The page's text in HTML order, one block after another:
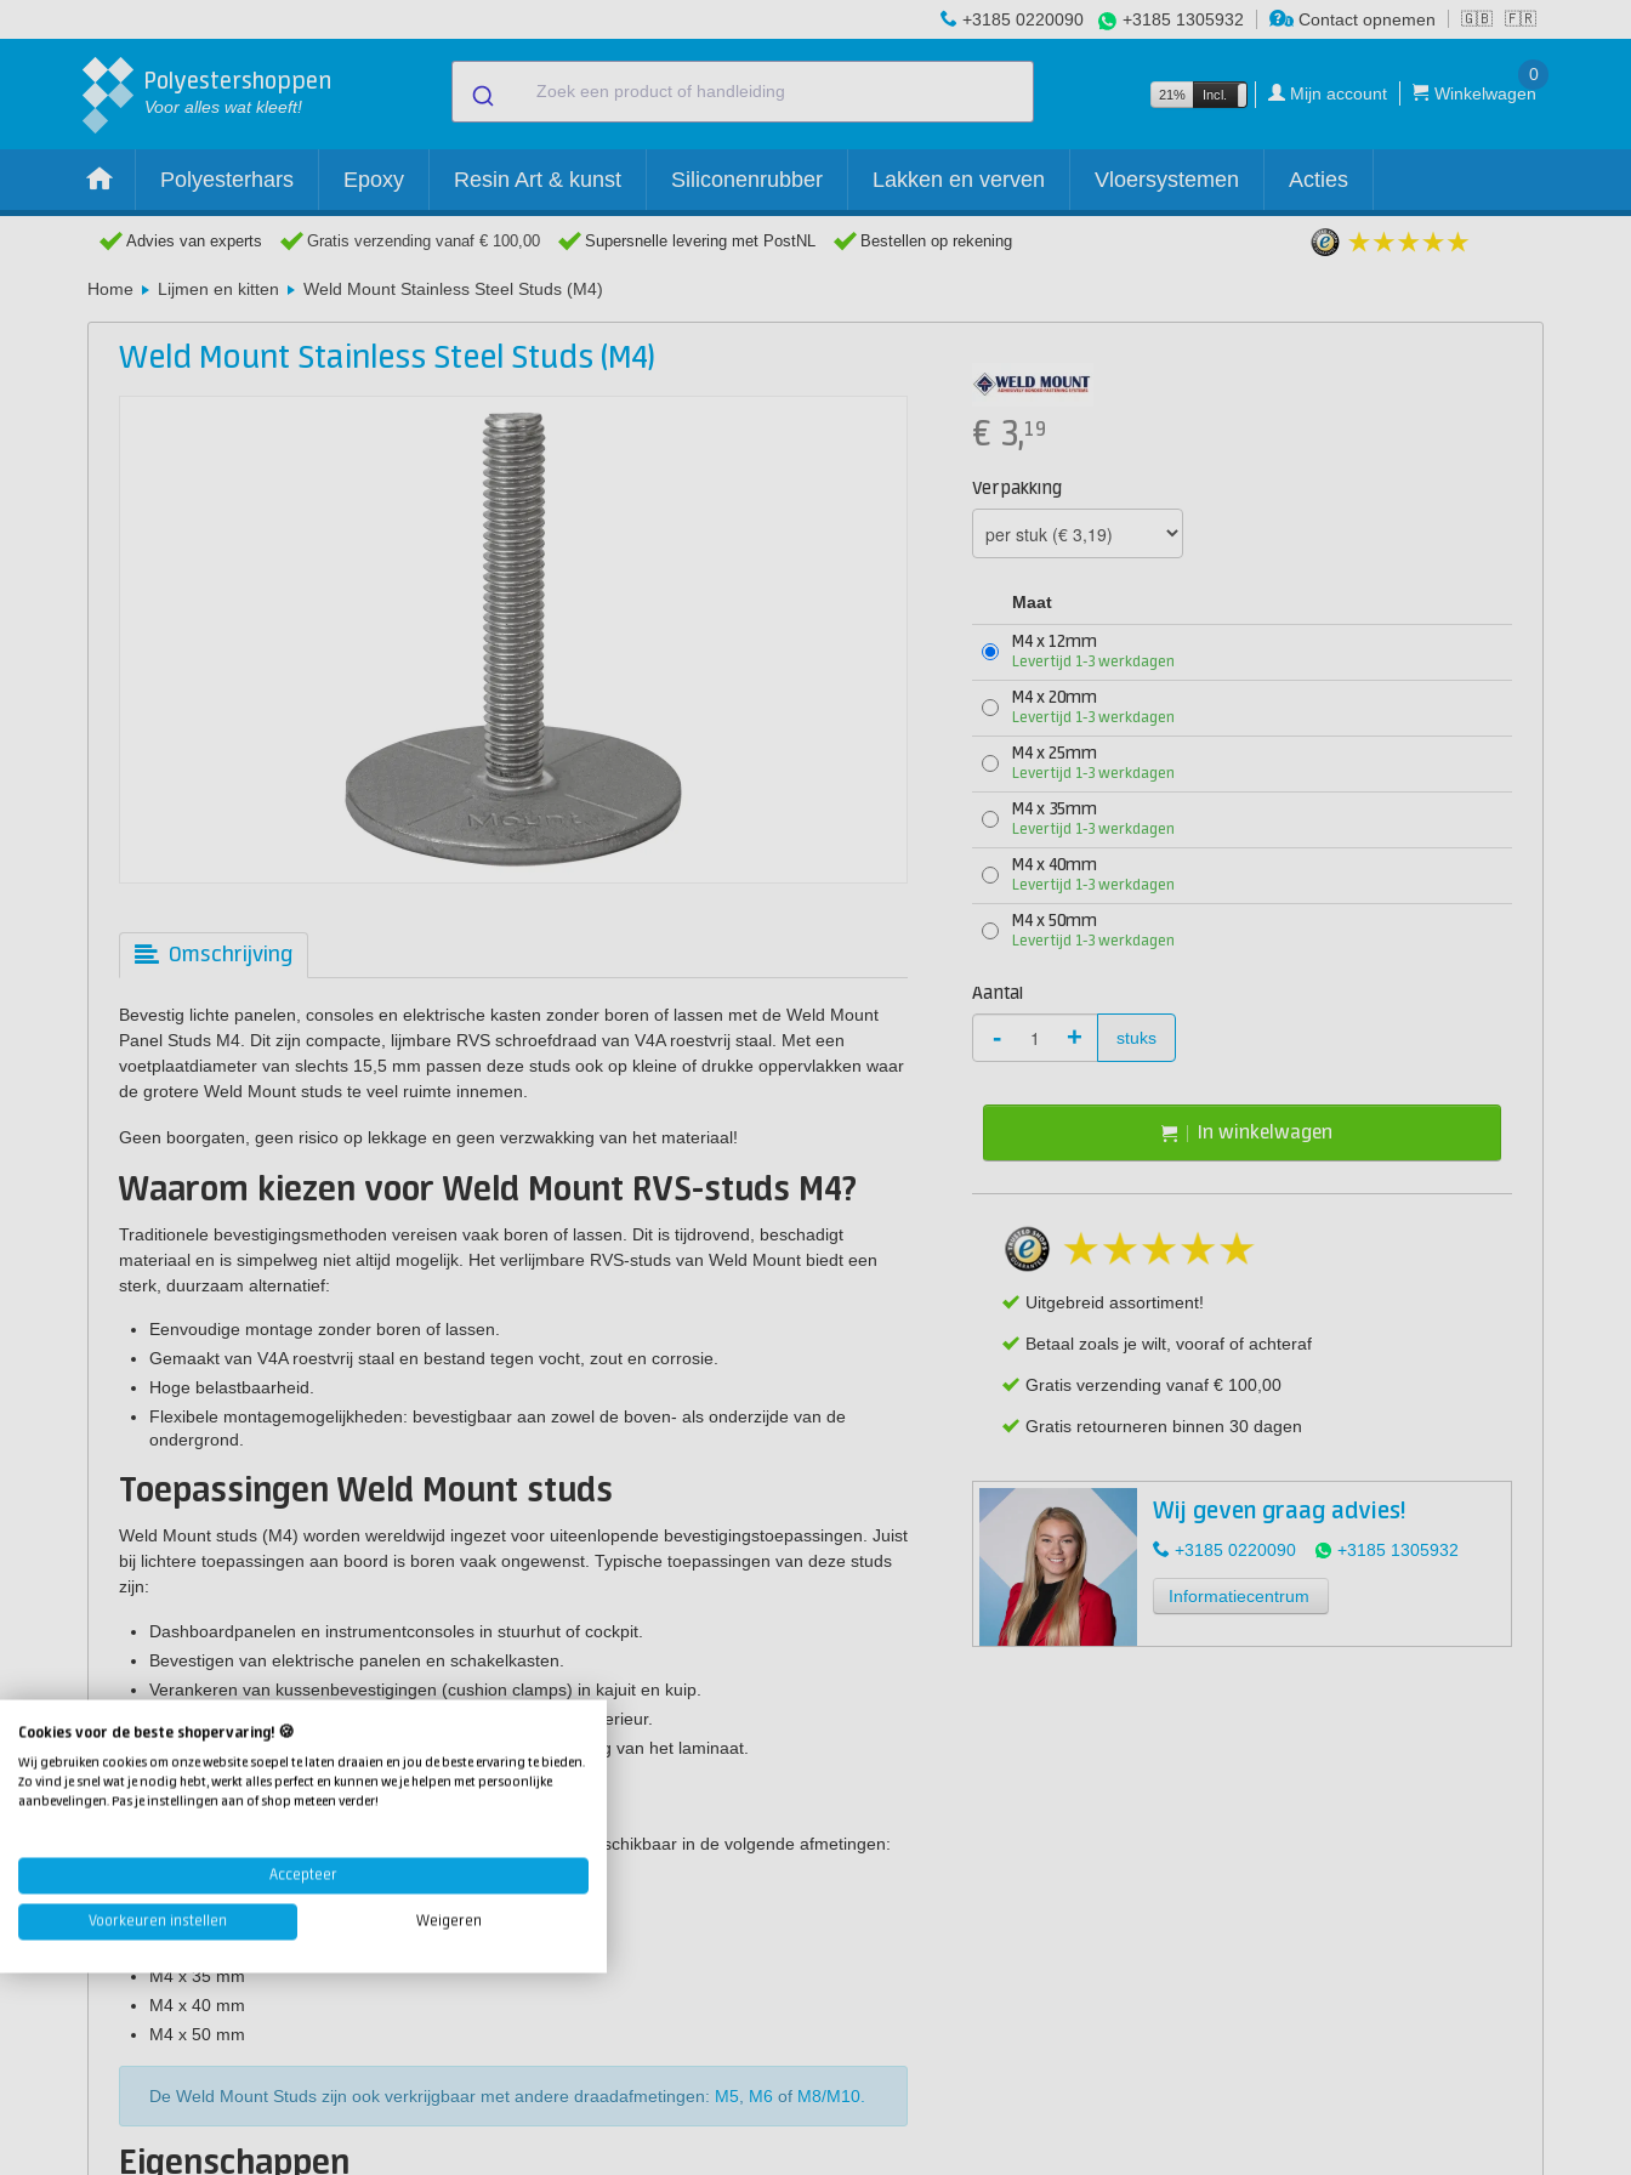
🇬🇧 🇫🇷
+3185 0220090 +3185 1305932 Contact opnemen
Polyestershoppen
Voor alles wat kleeft!
21% Incl. Excl. Mijn account Winkelwagen
0
Polyesterhars Epoxy Resin Art & kunst Siliconenrubber Lakken en verven Vloersystemen Acties
Advies van experts Gratis verzending vanaf € 100,00 Supersnelle levering met PostNL Bestellen op rekening
Home Lijmen en kitten Weld Mount Stainless Steel Studs (M4)
Weld Mount Stainless Steel Studs (M4)
Omschrijving
Bevestig lichte panelen, consoles en elektrische kasten zonder boren of lassen met de Weld Mount
Panel Studs M4. Dit zijn compacte, lijmbare RVS schroefdraad van V4A roestvrij staal. Met een
voetplaatdiameter van slechts 15,5 mm passen deze studs ook op kleine of drukke oppervlakken waar
de grotere Weld Mount studs te veel ruimte innemen.
Geen boorgaten, geen risico op lekkage en geen verzwakking van het materiaal!
Waarom kiezen voor Weld Mount RVS-studs M4?
Traditionele bevestigingsmethoden vereisen vaak boren of lassen. Dit is tijdrovend, beschadigt
materiaal en is simpelweg niet altijd mogelijk. Het verlijmbare RVS-studs van Weld Mount biedt een
sterk, duurzaam alternatief:
Eenvoudige montage zonder boren of lassen.
Gemaakt van V4A roestvrij staal en bestand tegen vocht, zout en corrosie.
Hoge belastbaarheid.
Flexibele montagemogelijkheden: bevestigbaar aan zowel de boven- als onderzijde van de
ondergrond.
Toepassingen Weld Mount studs
Weld Mount studs (M4) worden wereldwijd ingezet voor uiteenlopende bevestigingstoepassingen. Juist
bij lichtere toepassingen aan boord is boren vaak ongewenst. Typische toepassingen van deze studs
zijn:
Dashboardpanelen en instrumentconsoles in stuurhut of cockpit.
Bevestigen van elektrische panelen en schakelkasten.
Verankeren van kussenbevestigingen (cushion clamps) in kajuit en kuip.
Monteren van afwerkpanelen en betimmering in scheepsinterieur.
Bevestiging op glasvezel en composiet zonder beschadiging van het laminaat.
Beschikbare maten
Weld Mount Stainless Steel Studs met M4-schroefdraad zijn beschikbaar in de volgende afmetingen:
M4 x 20 mm
M4 x 25 mm
M4 x 35 mm
M4 x 40 mm
M4 x 50 mm
De Weld Mount Studs zijn ook verkrijgbaar met andere draadafmetingen: M5, M6 of M8/M10.
Eigenschappen
€ 3,19
Verpakking
Maat
M4 x 12mm
Levertijd 1-3 werkdagen
M4 x 20mm
Levertijd 1-3 werkdagen
M4 x 25mm
Levertijd 1-3 werkdagen
M4 x 35mm
Levertijd 1-3 werkdagen
M4 x 40mm
Levertijd 1-3 werkdagen
M4 x 50mm
Levertijd 1-3 werkdagen
Aantal
- + stuks
In winkelwagen
Uitgebreid assortiment!
Betaal zoals je wilt, vooraf of achteraf
Gratis verzending vanaf € 100,00
Gratis retourneren binnen 30 dagen
Wij geven graag advies!
+3185 0220090 +3185 1305932
Informatiecentrum
Cookies voor de beste shopervaring! 🍪
Wij gebruiken cookies om onze website soepel te laten draaien en jou de beste ervaring te bieden.
Zo vind je snel wat je nodig hebt, werkt alles perfect en kunnen we je helpen met persoonlijke
aanbevelingen. Pas je instellingen aan of shop meteen verder!
Accepteer
Voorkeuren instellen Weigeren